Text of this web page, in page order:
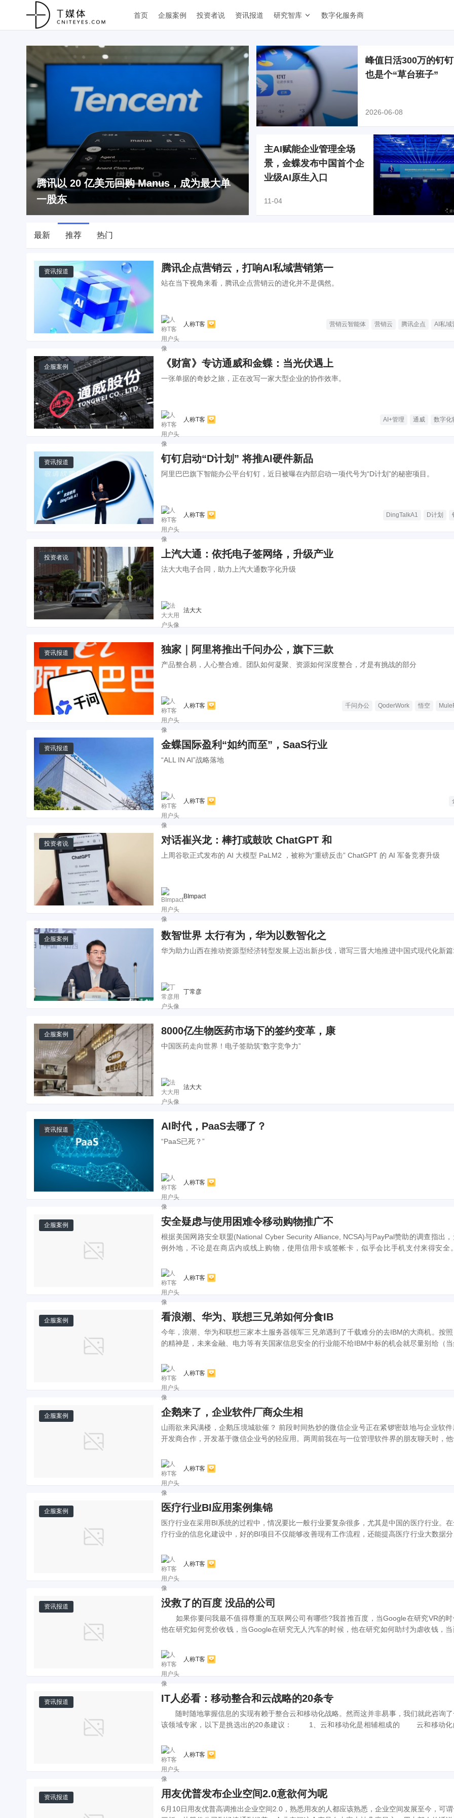
首页 企服案例 投资者说 资讯报道 研究智库 数字化服务商
腾讯以 20 亿美元回购 Manus，成为最大单
一股东
峰值日活300万的钉
也是个“草台班子”
2026-06-08
主AI赋能企业管理全场
景，金蝶发布中国首个企
业级AI原生入口
11-04
最新 推荐 热门
资讯报道 腾讯企点营销云，打响AI私域营销第一
站在当下视角来看，腾讯企点营销云的进化并不是偶然。
人称T客 营销云智能体 营销云 腾讯企点 AI私域
企服案例 《财富》专访通威和金蝶：当光伏遇上
一张单据的奇妙之旅，正在改写一家大型企业的协作效率。
人称T客 AI+管理 通威 数字化
资讯报道 钉钉启动“D计划” 将推AI硬件新品
阿里巴巴旗下智能办公平台钉钉，近日被曝在内部启动一项代号为“D计划”的秘密项目。
人称T客 DingTalkA1 D计划
投资者说 上汽大通：依托电子签网络，升级产业
法大大电子合同，助力上汽大通数字化升级
法大大
资讯报道 独家｜阿里将推出千问办公，旗下三款
产品整合易，人心整合难。团队如何凝聚、资源如何深度整合，才是有挑战的部分
人称T客 千问办公 QoderWork 悟空
资讯报道 金蝶国际盈利“如约而至”，SaaS行业
“ALL IN AI”战略落地
人称T客
投资者说 对话崔兴龙：棒打或鼓吹 ChatGPT 和
上周谷歌正式发布的 AI 大模型 PaLM2 ，被称为“重磅反击” ChatGPT 的 AI 军备竞赛升级
BImpact
企服案例 数智世界 太行有为，华为以数智化之
华为助力山西在推动资源型经济转型发展上迈出新步伐，谱写三晋大地推进中国式现代化新
丁常彦
企服案例 8000亿生物医药市场下的签约变革，康
中国医药走向世界！电子签助筑“数字竞争力”
法大大
资讯报道 AI时代，PaaS去哪了？
“PaaS已死？”
人称T客
企服案例 安全疑虑与使用困难令移动购物推广不
根据美国网路安全联盟(National Cyber Security Alliance, NCSA)与PayPal赞助的调查指出
例外地，不论是在商店内或线上购物，使用信用卡或签帐卡，似乎会比手机支付来得安全。
人称T客
企服案例 看浪潮、华为、联想三兄弟如何分食IB
今年，浪潮、华为和联想三家本土服务器领军三兄弟遇到了千载难分的去IBM的大商机。按
的精神是，未来金融、电力等有关国家信息安全的行业能不给IBM中标的机会就尽量别给（
人称T客
企服案例 企鹅来了，企业软件厂商众生相
山雨欲来风满楼，企鹅压境城欲催？ 前段时间热炒的微信企业号正在紧锣密鼓地与企业软件应用
开发商合作，开发基于微信企业号的轻应用。两周前我在与一位管理软件界的朋友聊天时，
人称T客
企服案例 医疗行业BI应用案例集锦
医疗行业在采用BI系统的过程中，情况要比一般行业要复杂很多，尤其是中国的医疗行业。
疗行业的信息化建设中，好的BI项目不仅能够改善现有工作流程，还能提高医疗行业大数据
人称T客
资讯报道 没救了的百度 没品的公司
如果你要问我最不值得尊重的互联网公司有哪些?我首推百度，当Google在研究VR的时
他在研究如何竞价收钱，当Google在研究无人汽车的时候，他在研究如何助纣为虐收钱，
人称T客
资讯报道 IT人必看：移动整合和云战略的20条专
随时随地掌握信息的实现有赖于整合云和移动化战略。然而这并非易事，我们就此咨询了
该领域专家，以下是挑选出的20条建议： 1、云和移动化是相辅相成的 云和移动化的结
人称T客
资讯报道 用友优普发布企业空间2.0意欲何为呢
6月10日用友优普高调推出企业空间2.0，熟悉用友的人都应该熟悉，企业空间发展至今，可